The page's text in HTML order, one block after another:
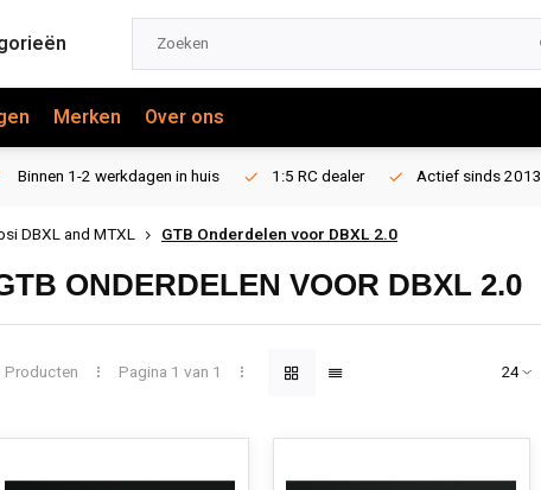
Merken Over ons
Binnen 1-2 werkdagen in huis 1:5 RC dealer Actief sinds 2013
DBXL and MTXL GTB Onderdelen voor DBXL 2.0
ONDERDELEN VOOR DBXL 2.0
Producten Pagina 1 van 1